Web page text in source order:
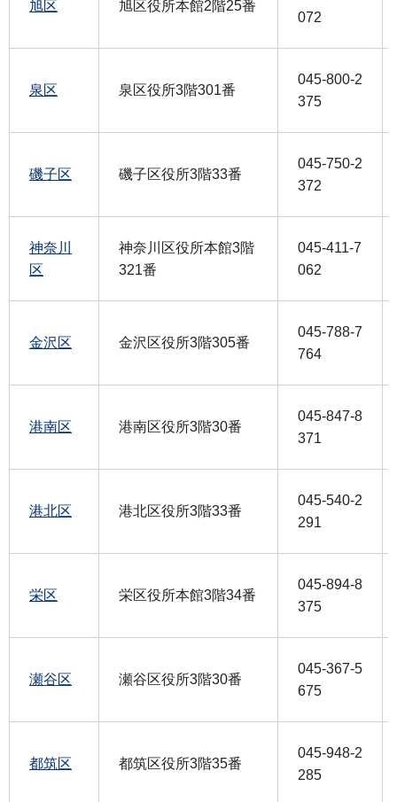
旭区 旭区役所本館2階25番
072
泉区 泉区役所3階301番
045-800-2
375
磯子区 磯子区役所3階33番
045-750-2
372
神奈川
区
神奈川区役所本館3階
321番
045-411-7
062
金沢区 金沢区役所3階305番
045-788-7
764
港南区 港南区役所3階30番
045-847-8
371
港北区 港北区役所3階33番
045-540-2
291
栄区 栄区役所本館3階34番
045-894-8
375
瀬谷区 瀬谷区役所3階30番
045-367-5
675
都筑区 都筑区役所3階35番
045-948-2
285